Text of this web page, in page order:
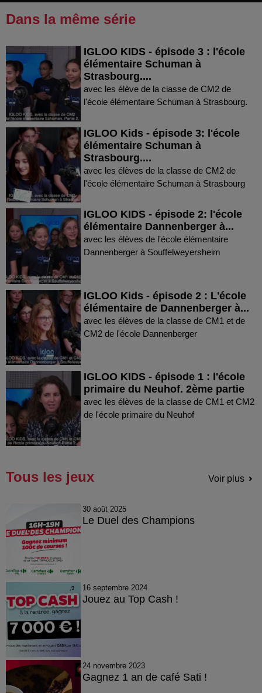
Dans la même série
IGLOO KIDS - épisode 3 : l'école
élémentaire Schuman à
Strasbourg....
avec les élève de la classe de CM2 de
l'école élémentaire Schuman à Strasbourg.
IGLOO Kids - épisode 3: l'école
élémentaire Schuman à
Strasbourg....
avec les élèves de la classe de CM2 de
l'école élémentaire Schuman à Strasbourg
IGLOO KIDS - épisode 2: l'école
élémentaire Dannenberger à...
avec les élèves de l'école élémentaire
Dannenberger à Souffelweyersheim
IGLOO Kids - épisode 2 : L'école
élémentaire de Dannenberger à...
avec les élèves de la classe de CM1 et de
CM2 de l'école Dannenberger
IGLOO KIDS - épisode 1 : l'école
primaire du Neuhof. 2ème partie
avec les élèves de la classe de CM1 et CM2
de l'école primaire du Neuhof
Tous les jeux Voir plus
30 août 2025
Le Duel des Champions
16 septembre 2024
Jouez au Top Cash !
24 novembre 2023
Gagnez 1 an de café Sati !